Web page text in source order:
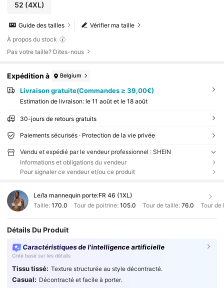
52 (4XL)
Vérifier ma taille
Guide des tailles
À propos du stock
Pas votre taille? Dites-nous
Expédition à Belgium
Livraison gratuite(Commandes ≥ 39,00€)
Estimation de livraison: le 11 août et le 18 août
30-jours de retours gratuits
Paiements sécurisés · Protection de la vie privée
Vendu et expédié par le vendeur professionnel : SHEIN
Informations et obligations du vendeur
Pour signaler ce vendeur et/ou ce produit
Le/la mannequin porte:FR 46 (1XL)
Taille: 170.0 Tour de poitrine:105.0 Tour de taille: 76.0 Tour de
Détails Du Produit
Caractéristiques de l'intelligence artificielle
Créé basé sur les détails
Tissu tissé: Texture structurée au style décontracté.
Casual: Décontracté et facile à porter.